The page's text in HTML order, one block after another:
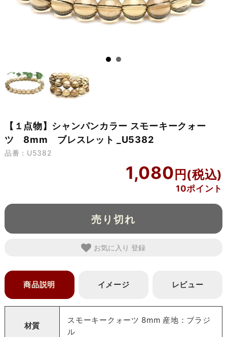
【１点物】シャンパンカラー スモーキークォー
ツ 8mm ブレスレット _U5382
品番：U5382
1,080
10ポイント
売り切れ
お気に入り
商品説明 イメージ レビュー
材質
スモーキークォーツ 8mm 産地：ブラジ
ル